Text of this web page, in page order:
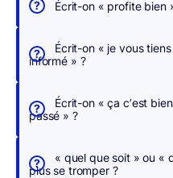
r
i
g
o
p
Écrit-on « profite bien
Écrit-on « je vous
informé » ?
Écrit-on « ça c’est
passé » ?
« quel que soit » ou «
plus se tromper ?